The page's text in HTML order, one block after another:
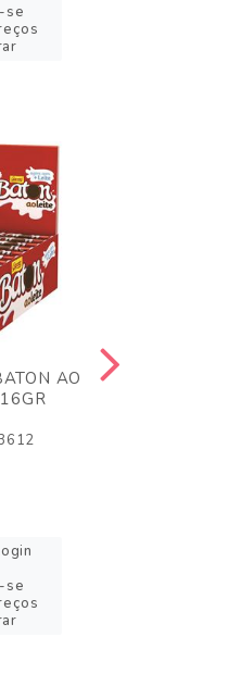
se
AO
se